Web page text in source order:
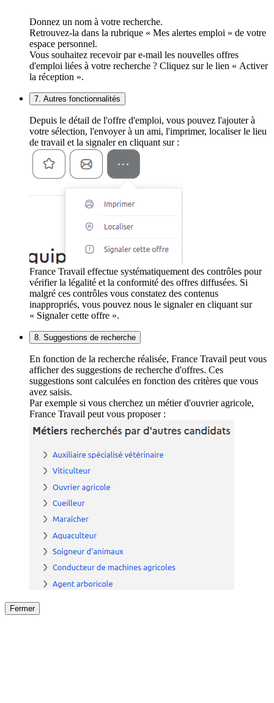
Donnez un nom à votre recherche.
Retrouvez-la dans la rubrique « Mes alertes emploi » de votre
espace personnel.
Vous souhaitez recevoir par e-mail les nouvelles offres
d'emploi liées à votre recherche ? Cliquez sur le lien « Activer
la réception ».
7. Autres fonctionnalités
Depuis le détail de l'offre d'emploi, vous pouvez l'ajouter à
votre sélection, l'envoyer à un ami, l'imprimer, localiser le lieu
de travail et la signaler en cliquant sur :
France Travail effectue systématiquement des contrôles pour
vérifier la légalité et la conformité des offres diffusées. Si
malgré ces contrôles vous constatez des contenus
inappropriés, vous pouvez nous le signaler en cliquant sur
« Signaler cette offre ».
8. Suggestions de recherche
En fonction de la recherche réalisée, France Travail peut vous
afficher des suggestions de recherche d'offres. Ces
suggestions sont calculées en fonction des critères que vous
avez saisis.
Par exemple si vous cherchez un métier d'ouvrier agricole,
France Travail peut vous proposer :
Fermer